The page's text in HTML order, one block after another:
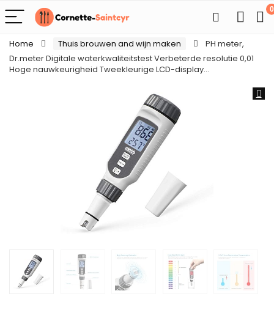
0
Home Thuis brouwen and wijn maken
PH meter,
Dr.meter Digitale waterkwaliteitstest Verbeterde resolutie 0,01
Hoge nauwkeurigheid Tweekleurige LCD-display…